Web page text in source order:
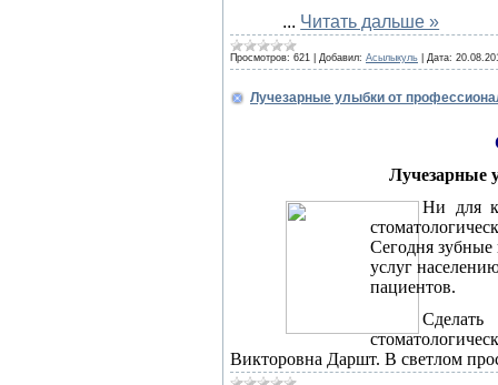
... Читать дальше »
Просмотров: 621 Добавил: Асылыкуль Дата:
Лучезарные улыбки от
Лучезарные
Ни для
Сегодня зубные
услуг
пациентов.
Викторовна Даршт. В светлом